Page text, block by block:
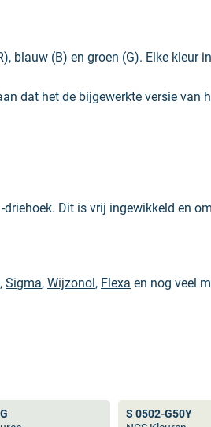
blauw (B) en groen (G). Elke kleur
dat het de bijgewerkte versie van
driehoek. Dit is vrij ingewikkeld en
, Sigma, Wijzonol, Flexa en nog veel
gebruikt in andere industrieën. Het
niet
. Dit geldt ook voor
S 0502-G50Y